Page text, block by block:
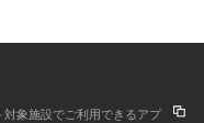
象施設でご利用できるアプ